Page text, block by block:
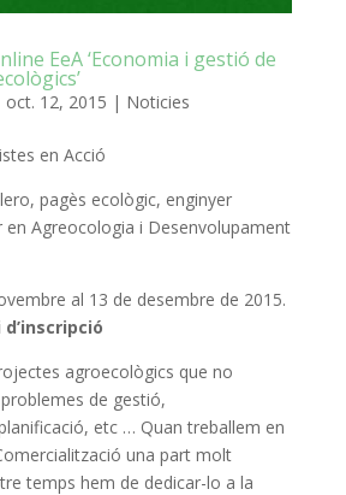
EeA ‘Economia i gestió de
oct. 12, 2015 | Noticies
en Acció
pagès ecològic, enginyer
Agreocologia i Desenvolupament
al 13 de desembre de 2015.
agroecològics que no
de gestió,
etc … Quan treballem en
una part molt
temps hem de dedicar-lo a la